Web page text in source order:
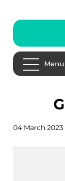
Menu
04 March 2023